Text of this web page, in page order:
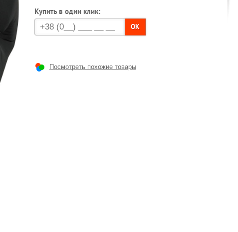
Купить в один клик:
OK
Посмотреть похожие товары